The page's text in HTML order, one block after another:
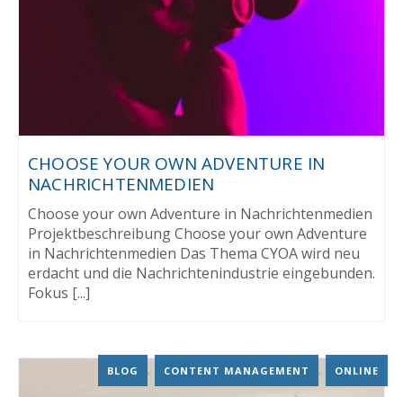
CHOOSE YOUR OWN ADVENTURE IN
NACHRICHTENMEDIEN
Choose your own Adventure in Nachrichtenmedien
Projektbeschreibung Choose your own Adventure
in Nachrichtenmedien Das Thema CYOA wird neu
erdacht und die Nachrichtenindustrie eingebunden.
Fokus [...]
BLOG , CONTENT MANAGEMENT , ONLINE